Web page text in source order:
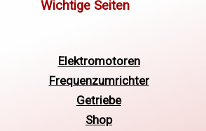
Elektromotoren
Frequenzumrichter
Getriebe
Shop